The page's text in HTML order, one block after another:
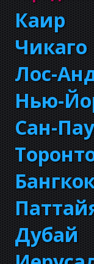
Каир
Чикаго
Лос-
Нью-
Сан-
Дубай